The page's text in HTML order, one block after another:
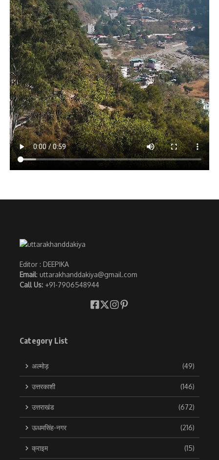
Editor : DEEPIKA
Email: uttarakhanddakiya@gmail.com
Call Us: +91-7906548944
Category List
अल्मोड़ (49)
उत्तरकाशी (146)
उत्तराखंड (672)
ऊधमसिंह-नगर (216)
क्राइम (15)